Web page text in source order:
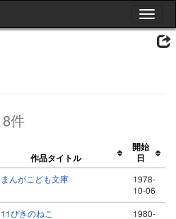
Toggle
8件
作品タイトル
開始
日
まんがこども文庫
1978-
10-06
11ぴきのねこ
1980-